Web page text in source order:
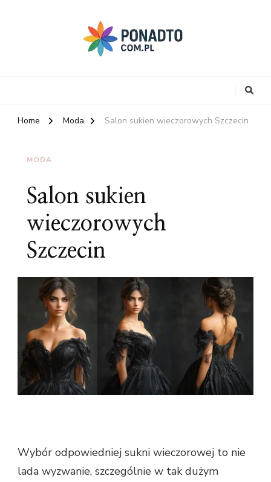
Home Moda Salon sukien wieczorowych Szczecin
MODA
Salon sukien
wieczorowych
Szczecin
Wybór odpowiedniej sukni wieczorowej to nie
lada wyzwanie, szczególnie w tak dużym